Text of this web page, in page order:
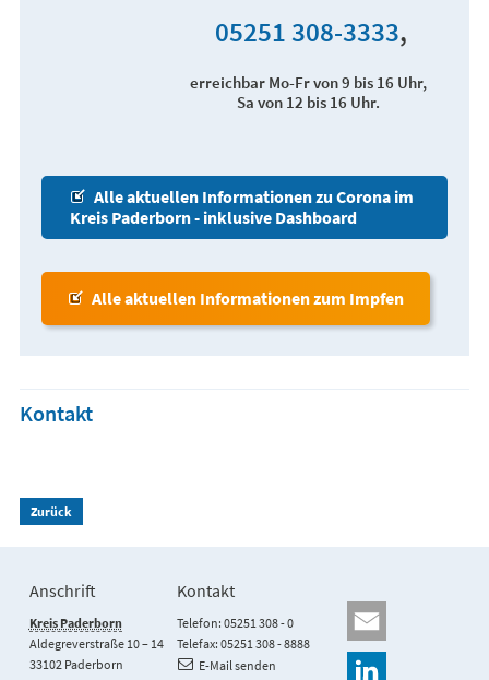
05251 308-3333,
erreichbar Mo-Fr von 9 bis 16 Uhr,
Sa von 12 bis 16 Uhr.
Alle aktuellen Informationen zu Corona im
Kreis Paderborn - inklusive Dashboard
Alle aktuellen Informationen zum Impfen
Kontakt
Zurück
Anschrift
Kreis Paderborn
Aldegreverstraße 10 – 14
33102 Paderborn
Kontakt
Telefon: 05251 308 - 0
Telefax: 05251 308 - 8888
E-Mail senden